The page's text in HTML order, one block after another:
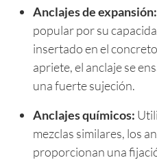
Anclajes de expansión:
popular por su
insertado en el
apriete, el anclaje se
una fuerte sujeción.
Anclajes químicos:
mezclas similares, los
proporcionan una